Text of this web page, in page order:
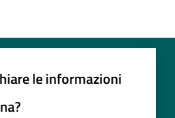
le informazioni